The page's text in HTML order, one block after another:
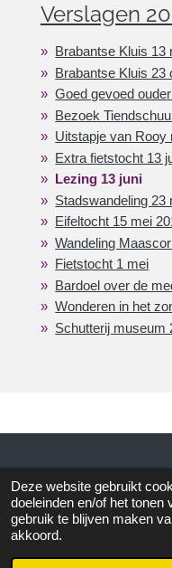
Deze website gebruikt
doeleinden en/of het tonen
gebruik te blijven maken
akkoord.
Verslagen
Brabantse Kluis 13
Brabantse Kluis 23
Goed gevoed
Bezoek
Uitstapje van Rooy
Extra fietstocht 13
Lezing 13 juni
Stadswandeling 23
Eifeltocht 15 mei
Wandeling
Fietstocht 1 mei
Bardoel over de
Wonderen in het
Schutterij museum
© 2015 AVOS